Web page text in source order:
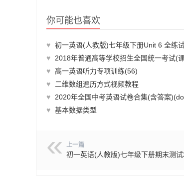
你可能也喜欢
♥ 初一英语(人教版)七年级下册Unit 6 全练试题答案
♥
2018年普通高等学校招生全国统一考试(课标全国卷Ⅱ)英语听力试题及全
♥ 高一英语听力专项训练(56)
♥
二维数组遍历方式视频教程
♥
2020年全国中考英语试卷合集(含答案)(doc格式下载)【
♥ 基本数据类型
上一篇
初一英语(人教版)七年级下册期末测试